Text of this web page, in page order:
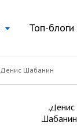
Топ-блоги
Денис Шабанин